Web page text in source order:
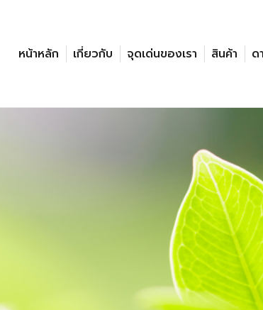
หน้าหลัก เกี่ยวกับ จุดเด่นของเรา สินค้า ด